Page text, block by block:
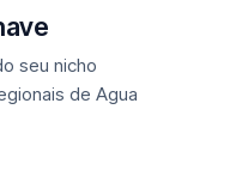
seu nicho
de Agua